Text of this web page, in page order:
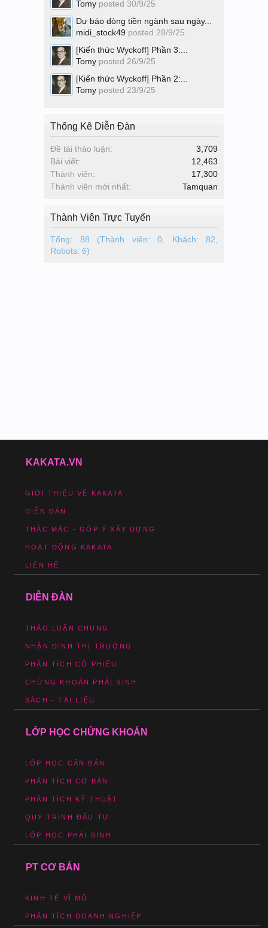
Tomy posted 30/9/25
Dự báo dòng tiền ngành sau ngày...
midi_stock49 posted 28/9/25
[Kiến thức Wyckoff] Phần 3:...
Tomy posted 26/9/25
[Kiến thức Wyckoff] Phần 2:...
Tomy posted 23/9/25
Thống Kê Diễn Đàn
Đề tài thảo luận:
3,709
Bài viết:
12,463
Thành viên:
17,300
Thành viên mới nhất:
Tamquan
Thành Viên Trực Tuyến
Tổng: 88 (Thành viên: 0, Khách: 82,
Robots: 6)
KAKATA.VN
GIỚI THIỆU VỀ KAKATA
DIỄN ĐÀN
THẮC MẮC - GÓP Ý XÂY DỰNG
HOẠT ĐỘNG KAKATA
LIÊN HỆ
DIỄN ĐÀN
THẢO LUẬN CHUNG
NHẬN ĐỊNH THỊ TRƯỜNG
PHÂN TÍCH CỔ PHIẾU
CHỨNG KHOÁN PHÁI SINH
SÁCH - TÀI LIỆU
LỚP HỌC CHỨNG KHOÁN
LỚP HỌC CĂN BẢN
PHÂN TÍCH CƠ BẢN
PHÂN TÍCH KỸ THUẬT
QUY TRÌNH ĐẦU TƯ
LỚP HỌC PHÁI SINH
PT CƠ BẢN
KINH TẾ VĨ MÔ
PHÂN TÍCH DOANH NGHIỆP